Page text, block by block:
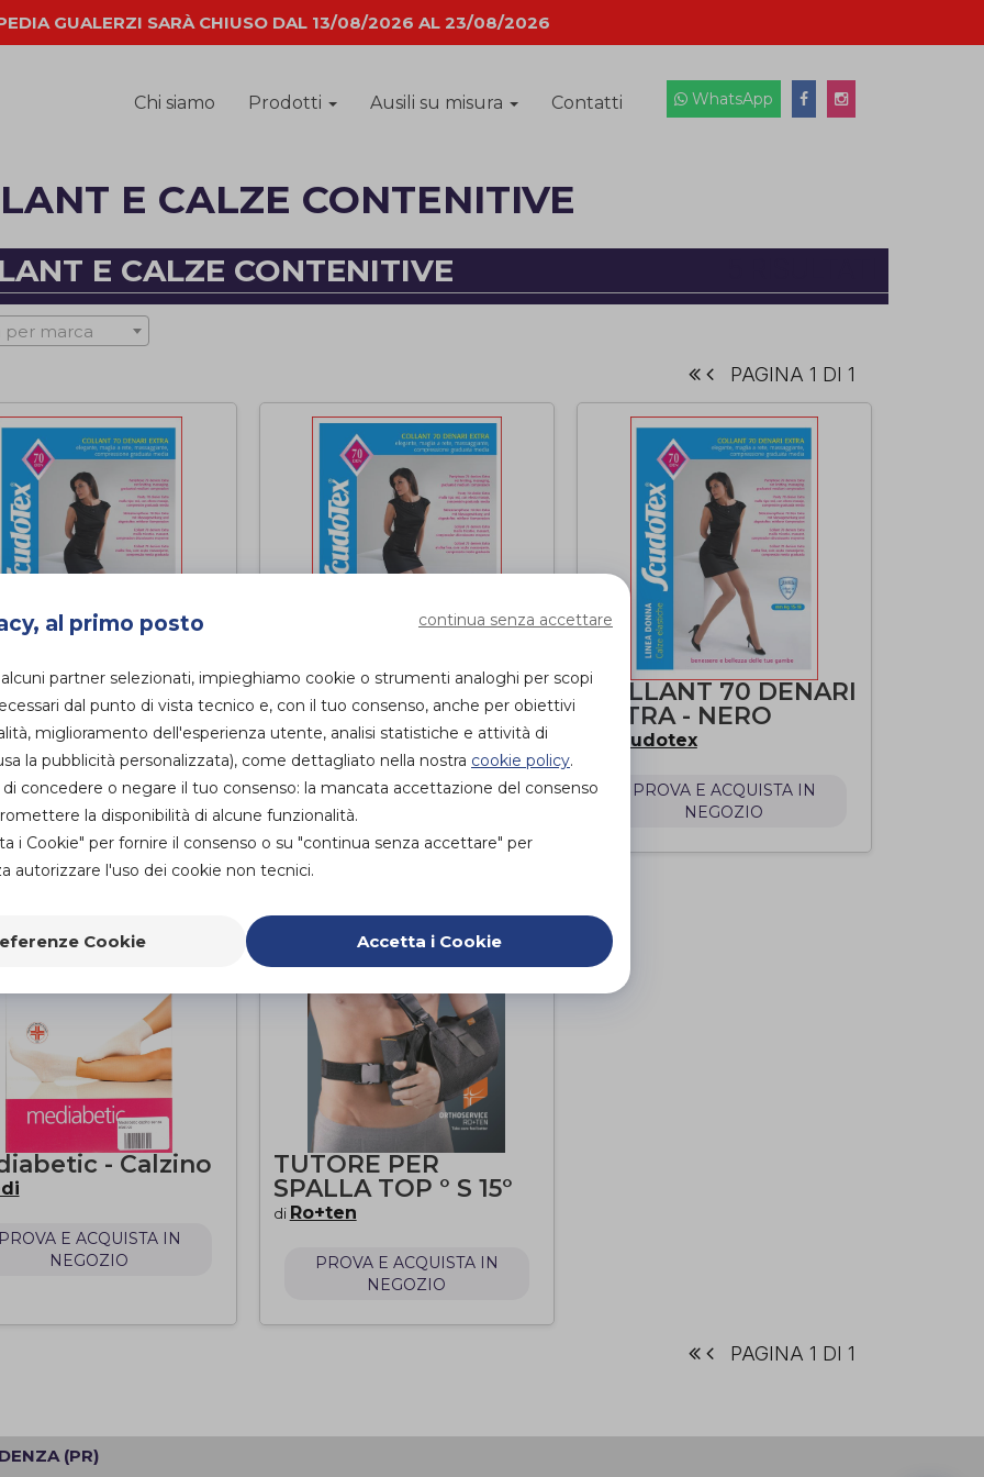
GUALERZI SARÀ CHIUSO DAL 13/08/2026 AL 23/08/2026
Chi siamo Prodotti Ausili su misura Contatti WhatsApp
E CALZE CONTENITIVE
E CALZE CONTENITIVE
per marca
PAGINA 1 DI 1
70 DENARI
- SKIN
E ACQUISTA IN
NEGOZIO
COLLANT 70 DENARI
EXTRA - DAINO
diScudotex
PROVA E ACQUISTA IN
COLLANT 70 DENARI
EXTRA - NERO
Scudotex
PROVA E ACQUISTA IN
NEGOZIO
- Calzino
PROVA E ACQUISTA IN
NEGOZIO
TUTORE PER
SPALLA TOP ° S 15°
di Ro+ten
PROVA E ACQUISTA IN
NEGOZIO
PAGINA 1 DI 1
(PR)
al primo posto continua senza accettare
partner selezionati, impieghiamo cookie o strumenti analoghi per scopi
dal punto di vista tecnico e, con il tuo consenso, anche per obiettivi
miglioramento dell'esperienza utente, analisi statistiche e attività di
la pubblicità personalizzata), come dettagliato nella nostra cookie policy.
di concedere o negare il tuo consenso: la mancata accettazione del consenso
la disponibilità di alcune funzionalità.
i Cookie" per fornire il consenso o su "continua senza accettare" per
autorizzare l'uso dei cookie non tecnici.
Cookie Accetta i Cookie